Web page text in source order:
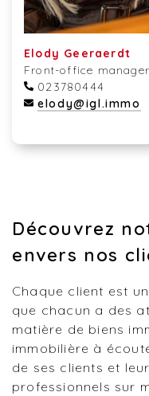
Elody Geeraerdt
Front-office manager
023780444
elody@igl.immo
Découvrez
envers nos
Chaque client est
que chacun a des
matière de biens
immobilière à
de ses clients et
professionnels sur